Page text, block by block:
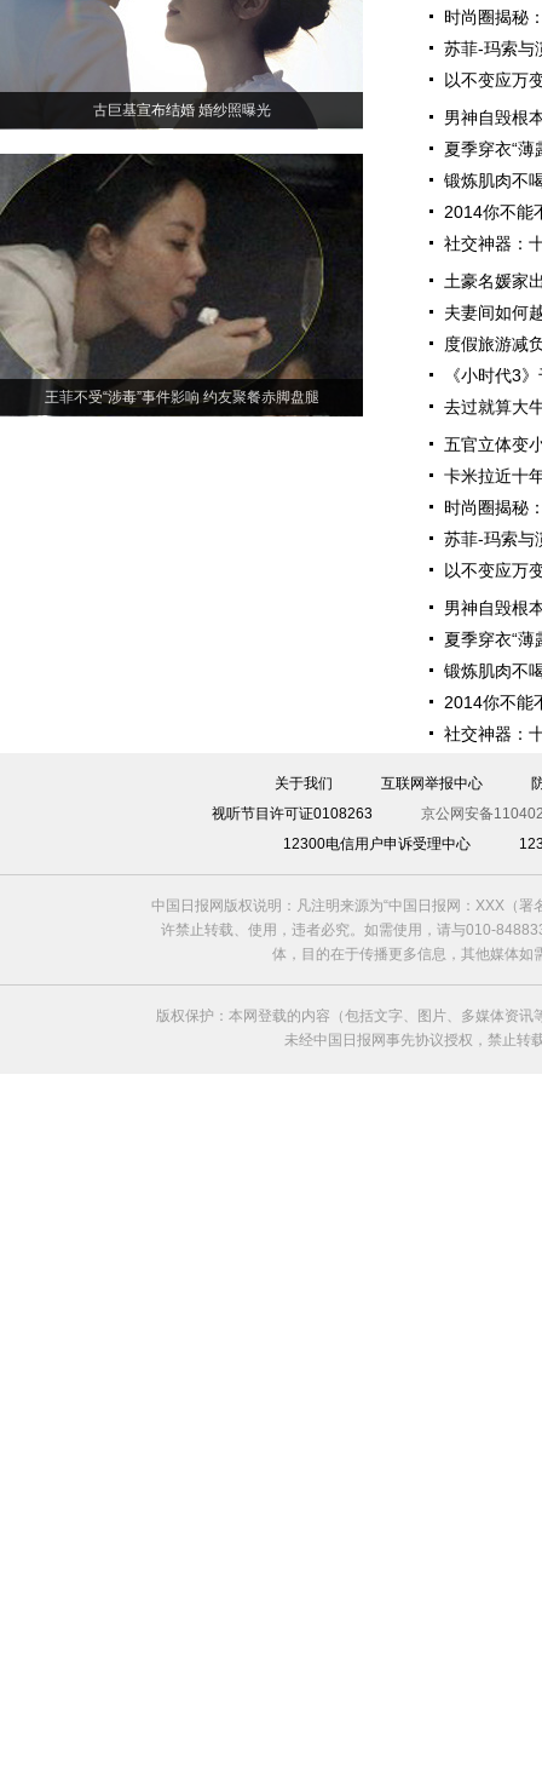
时尚圈揭秘
苏菲-玛索与
以不变应万
男神自毁根
夏季穿衣“薄
锻炼肌肉不
2014你不能
社交神器：
古巨基宣布结婚 婚纱照曝光
王菲不受“涉毒”事件影响 约友聚餐赤脚盘腿
土豪名媛家
夫妻间如何
度假旅游减
《小时代3
去过就算大
五官立体变
卡米拉近十
时尚圈揭秘
苏菲-玛索与
以不变应万
男神自毁根
夏季穿衣“薄
锻炼肌肉不
2014你不能
社交神器：
关于我们 互联网举报中心
视听节目许可证0108263
京公网安备
12300电信用户申诉受理中心
中国日报网版权说明：凡注明来源为“中国日报网：XXX（
许禁止转载、使用，违者必究。如需使用，请与010-
体，目的在于传播更多信息，其他媒体
版权保护：本网登载的内容（包括文字、图片、多媒体资
未经中国日报网事先协议授权，禁止转